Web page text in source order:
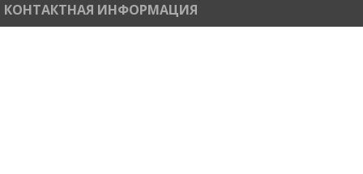
КОНТАКТНАЯ ИНФОРМАЦИЯ